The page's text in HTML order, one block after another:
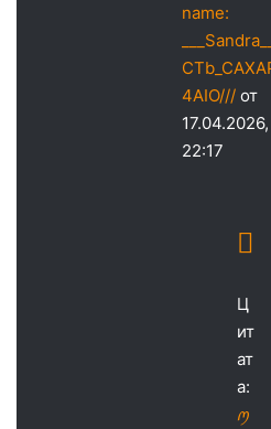
name:
4AIO/// от
17.04.2026,
22:17
Ц
ит
ат
а:
ꪑ